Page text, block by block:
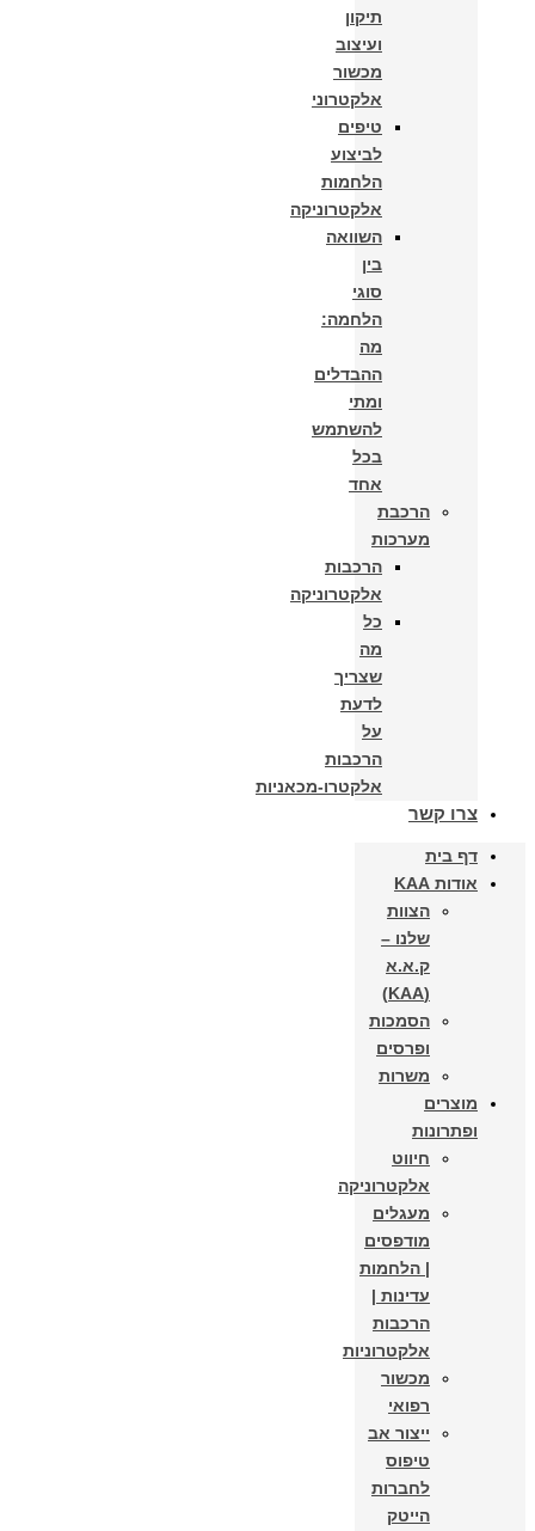
תיקון
ועיצוב
מכשור
אלקטרוני
טיפים
לביצוע
הלחמות
אלקטרוניקה
השוואה
בין
סוגי
הלחמה:
מה
ההבדלים
ומתי
להשתמש
בכל
אחד
הרכבת
מערכות
הרכבות
אלקטרוניקה
כל
מה
שצריך
לדעת
על
הרכבות
אלקטרו-מכאניות
צרו קשר
דף בית
אודות KAA
הצוות
שלנו –
ק.א.א
(KAA)
הסמכות
ופרסים
משרות
מוצרים
ופתרונות
חיווט
אלקטרוניקה
מעגלים
מודפסים
| הלחמות
עדינות |
הרכבות
אלקטרוניות
מכשור
רפואי
ייצור אב
טיפוס
לחברות
הייטק